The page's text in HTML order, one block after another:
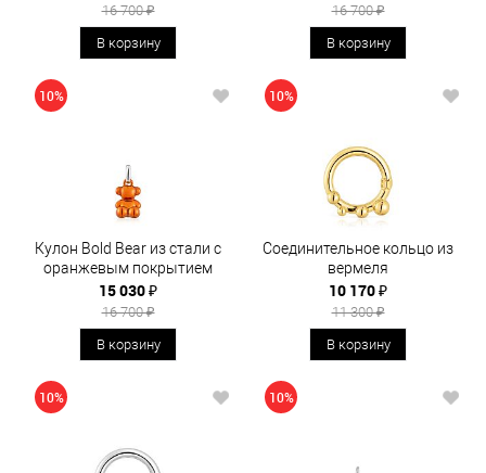
16 700 ₽
В корзину
16 700 ₽
В корзину
10%
Кулон Bold Bear из стали с
оранжевым покрытием
15 030 ₽
16 700 ₽
В корзину
10%
Соединительное кольцо из
вермеля
10 170 ₽
11 300 ₽
В корзину
10% 10%